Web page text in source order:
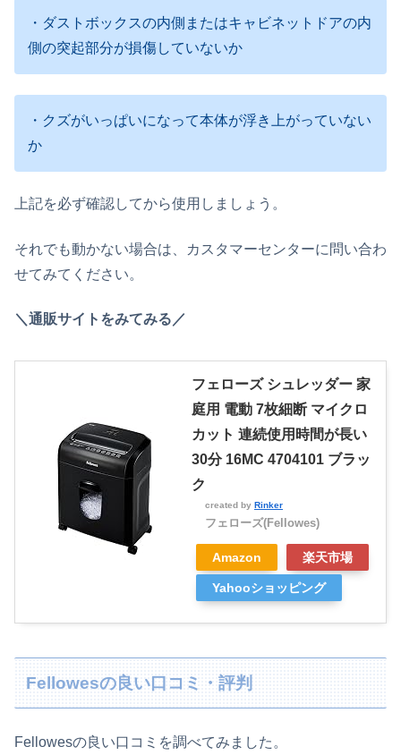
・ダストボックスの内側またはキャビネットドアの内
側の突起部分が損傷していないか
・クズがいっぱいになって本体が浮き上がっていない
か
上記を必ず確認してから使用しましょう。
それでも動かない場合は、カスタマーセンターに問い合わ
せてみてください。
＼通販サイトをみてみる／
フェローズ シュレッダー 家
庭用 電動 7枚細断 マイクロ
カット 連続使用時間が長い
30分 16MC 4704101 ブラッ
ク
created by Rinker
フェローズ(Fellowes)
Amazon 楽天市場
Yahooショッピング
Fellowesの良い口コミ・評判
Fellowesの良い口コミを調べてみました。